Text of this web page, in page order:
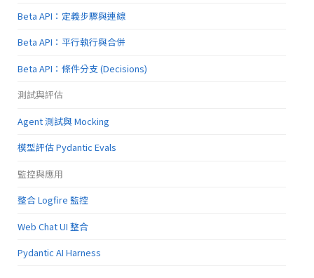
Beta API：定義步驟與連線
Beta API：平行執行與合併
Beta API：條件分支 (Decisions)
測試與評估
Agent 測試與 Mocking
模型評估 Pydantic Evals
監控與應用
整合 Logfire 監控
Web Chat UI 整合
Pydantic AI Harness